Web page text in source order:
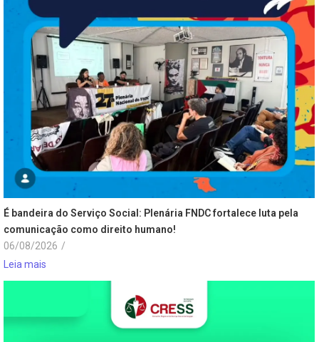
É bandeira do Serviço Social: Plenária FNDC fortalece luta pela
comunicação como direito humano!
06/08/2026 /
Leia mais